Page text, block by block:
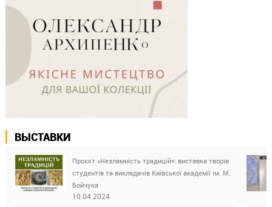
ВЫСТАВКИ
Проєкт «Незламність традицій»: виставка творів
студентів та викладачів Київської академії ім. М.
Бойчука
10.04.2024